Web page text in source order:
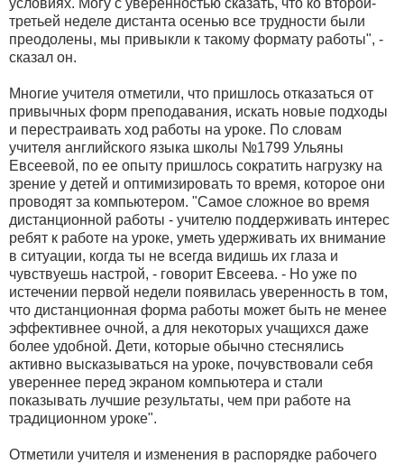
условиях. Могу с уверенностью сказать, что ко второй-
третьей неделе дистанта осенью все трудности были
преодолены, мы привыкли к такому формату работы", -
сказал он.
Многие учителя отметили, что пришлось отказаться от
привычных форм преподавания, искать новые подходы
и перестраивать ход работы на уроке. По словам
учителя английского языка школы №1799 Ульяны
Евсеевой, по ее опыту пришлось сократить нагрузку на
зрение у детей и оптимизировать то время, которое они
проводят за компьютером. "Самое сложное во время
дистанционной работы - учителю поддерживать интерес
ребят к работе на уроке, уметь удерживать их внимание
в ситуации, когда ты не всегда видишь их глаза и
чувствуешь настрой, - говорит Евсеева. - Но уже по
истечении первой недели появилась уверенность в том,
что дистанционная форма работы может быть не менее
эффективнее очной, а для некоторых учащихся даже
более удобной. Дети, которые обычно стеснялись
активно высказываться на уроке, почувствовали себя
увереннее перед экраном компьютера и стали
показывать лучшие результаты, чем при работе на
традиционном уроке".
Отметили учителя и изменения в распорядке рабочего